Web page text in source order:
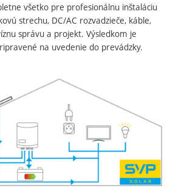
všetko pre profesionálnu inštaláciu
strechu, DC/AC rozvadzieče, káble,
správu a projekt. Výsledkom je
na uvedenie do prevádzky.